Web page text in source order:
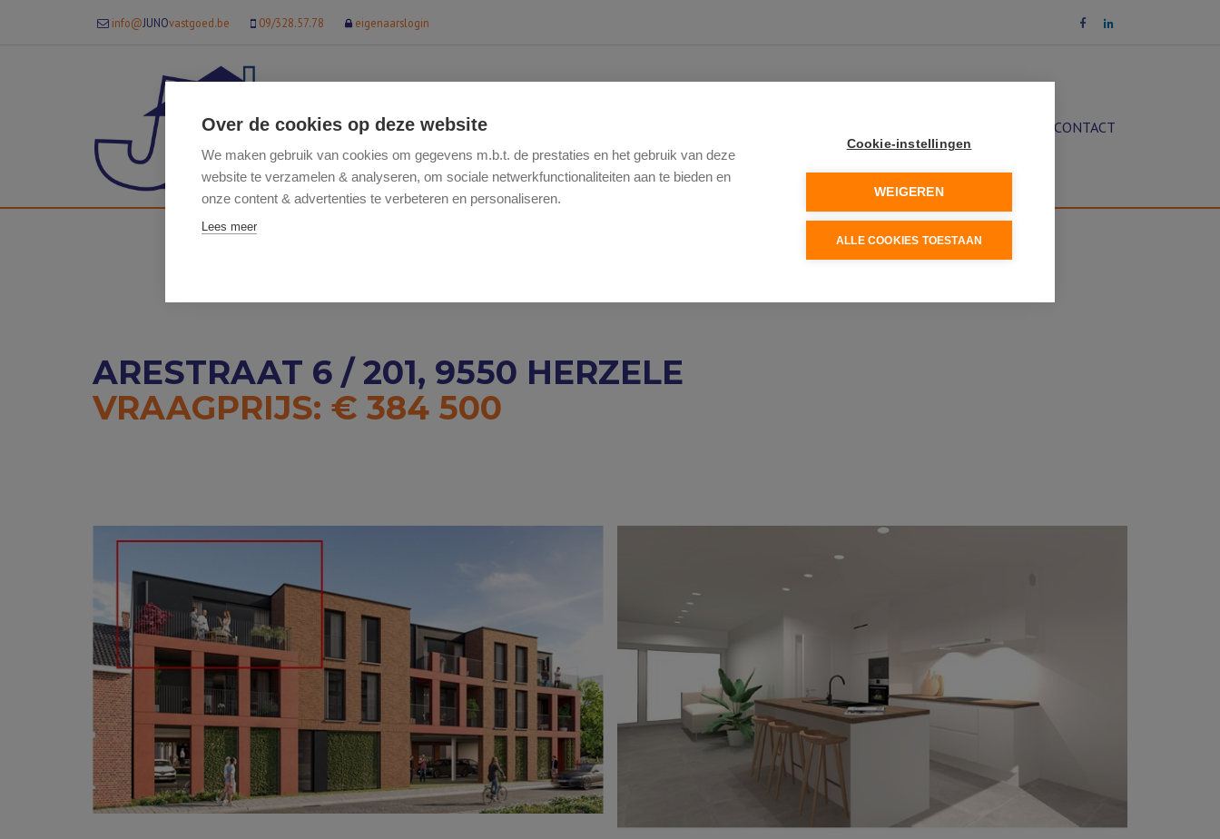
info@JUNOvastgoed.be 09/328.57.78 eigenaarslogin
CONTACT
ARESTRAAT 6 / 201, 9550 HERZELE
VRAAGPRIJS: € 384 500
Over de cookies op deze website
We maken gebruik van cookies om gegevens m.b.t. de prestaties en het gebruik van deze
website te verzamelen & analyseren, om sociale netwerkfunctionaliteiten aan te bieden en
onze content & advertenties te verbeteren en personaliseren.
Lees meer
Cookie-instellingen
WEIGEREN
ALLE COOKIES TOESTAAN